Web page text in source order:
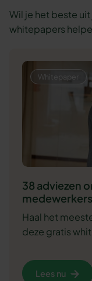
Wil je het beste
whitepapers
Whitepaper
38 adviezen
Haal het
deze gratis
Lees nu